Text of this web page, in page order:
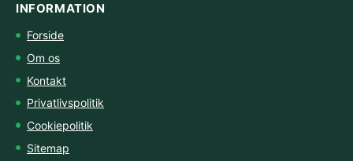
INFORMATION
Forside
Om os
Kontakt
Privatlivspolitik
Cookiepolitik
Sitemap